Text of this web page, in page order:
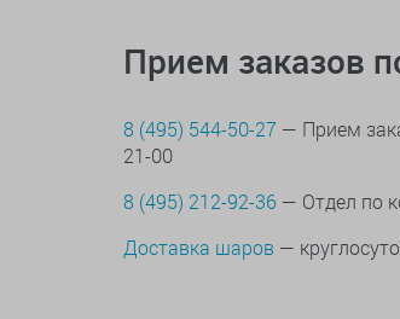
Прием заказов
8 (495) 544-50-27 — Прием
21-00
8 (495) 212-92-36 — Отдел по
Доставка шаров —